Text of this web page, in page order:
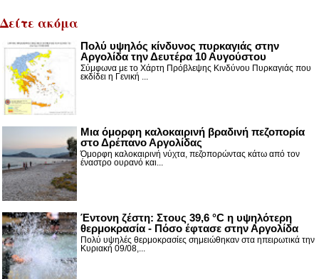
Δείτε ακόμα
Πολύ υψηλός κίνδυνος πυρκαγιάς στην
Αργολίδα την Δευτέρα 10 Αυγούστου
Σύμφωνα με το Χάρτη Πρόβλεψης Κινδύνου Πυρκαγιάς που
εκδίδει η Γενική ...
Μια όμορφη καλοκαιρινή βραδινή πεζοπορία
στο Δρέπανο Αργολίδας
Όμορφη καλοκαιρινή νύχτα, πεζοπορώντας κάτω από τον
έναστρο ουρανό και...
Έντονη ζέστη: Στους 39,6 °C η υψηλότερη
θερμοκρασία - Πόσο έφτασε στην Αργολίδα
Πολύ υψηλές θερμοκρασίες σημειώθηκαν στα ηπειρωτικά την
Κυριακή 09/08,...